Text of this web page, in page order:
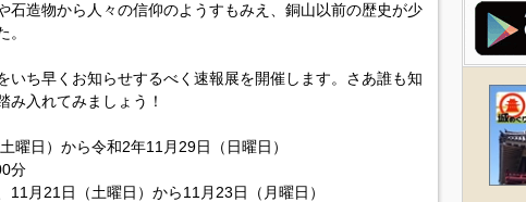
石造物から人々の信仰のようすもみえ、銅山以前の歴史が少
いち早くお知らせするべく速報展を開催します。さあ誰も知
み入れてみましょう！
曜日）から令和2年11月29日（日曜日）
分
11月21日（土曜日）から11月23日（月曜日）